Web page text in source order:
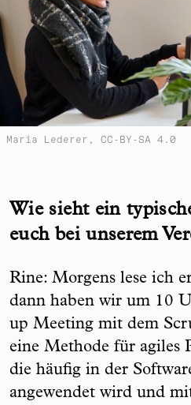
Maria Lederer, CC-BY-SA 4.0
Wie sieht ein
euch bei unserem
Rine: Morgens lese ich
dann haben wir um 10
up Meeting mit dem
eine Methode für agiles
die häufig in der
angewendet wird und